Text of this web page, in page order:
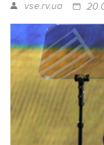
vse.rv.ua